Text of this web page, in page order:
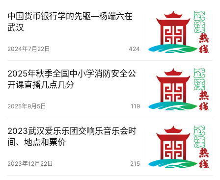
科
技
察
于
们
服
中国货币银行学的先驱—杨端六在
武汉
2024年7月22日 424
2025年秋季全国中小学消防安全公
开课直播几点几分
2025年9月5日 119
2023武汉爱乐乐团交响乐音乐会时
间、地点和票价
2023年12月22日 215